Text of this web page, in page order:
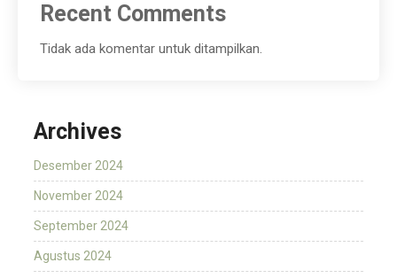
Recent Comments
Tidak ada komentar untuk ditampilkan.
Archives
Desember 2024
November 2024
September 2024
Agustus 2024